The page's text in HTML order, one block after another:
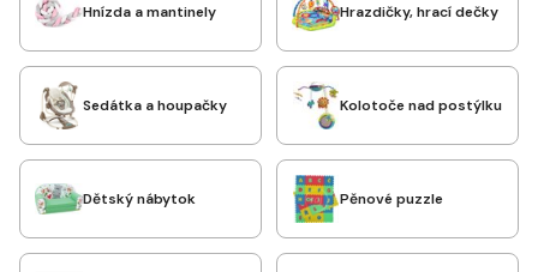
Hnízda a mantinely Hrazdičky, hrací dečky
Sedátka a houpačky Kolotoče nad postýlku
Dětský nábytok Pěnové puzzle